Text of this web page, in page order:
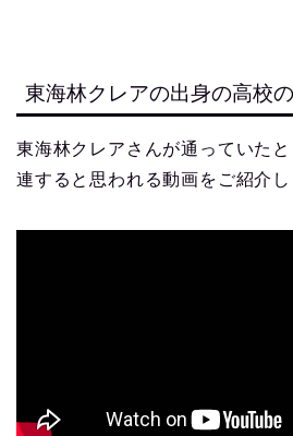
東海林クレアの出身の高校
東海林クレアさんが通っていた
連すると思われる動画をご紹介し